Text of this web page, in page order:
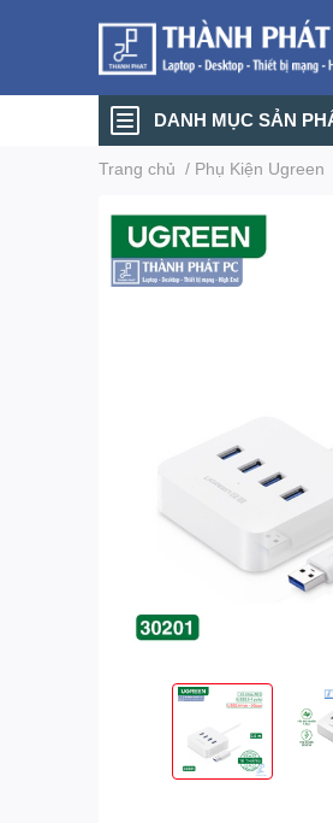
DANH MỤC SẢN
Trang chủ / Phụ Kiện Ugreen